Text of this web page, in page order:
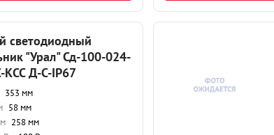
светодиодный
"Урал" Сд-100-024-
КСС Д-С-IP67
353 мм
58 мм
258 мм